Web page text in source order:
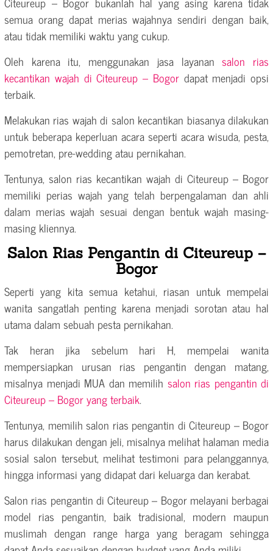
semua orang dapat merias wajahnya sendiri dengan baik,
atau tidak memiliki waktu yang cukup.
Oleh karena itu, menggunakan jasa layanan salon rias
kecantikan wajah di Citeureup – Bogordapat menjadi opsi
terbaik.
Melakukan rias wajah di salon kecantikan biasanya dilakukan
untuk beberapa keperluan acara seperti acara wisuda, pesta,
pemotretan, pre-wedding atau pernikahan.
Tentunya, salon rias kecantikan wajah di Citeureup – Bogor
memiliki perias wajah yang telah berpengalaman dan ahli
dalam merias wajah sesuai dengan bentuk wajah masing-
masing kliennya.
Salon Rias Pengantin di Citeureup –
Bogor
Seperti yang kita semua ketahui, riasan untuk mempelai
wanita sangatlah penting karena menjadi sorotan atau hal
utama dalam sebuah pesta pernikahan.
Tak heran jika sebelum hari H, mempelai wanita
mempersiapkan urusan rias pengantin dengan matang,
misalnya menjadi MUA dan memilih salon rias pengantin di
Citeureup – Bogor yang terbaik.
Tentunya, memilih salon rias pengantin di Citeureup – Bogor
harus dilakukan dengan jeli, misalnya melihat halaman media
sosial salon tersebut, melihat testimoni para pelanggannya,
hingga informasi yang didapat dari keluarga dan kerabat.
Salon rias pengantin di Citeureup – Bogor melayani berbagai
model rias pengantin, baik tradisional, modern maupun
muslimah dengan range harga yang beragam sehingga